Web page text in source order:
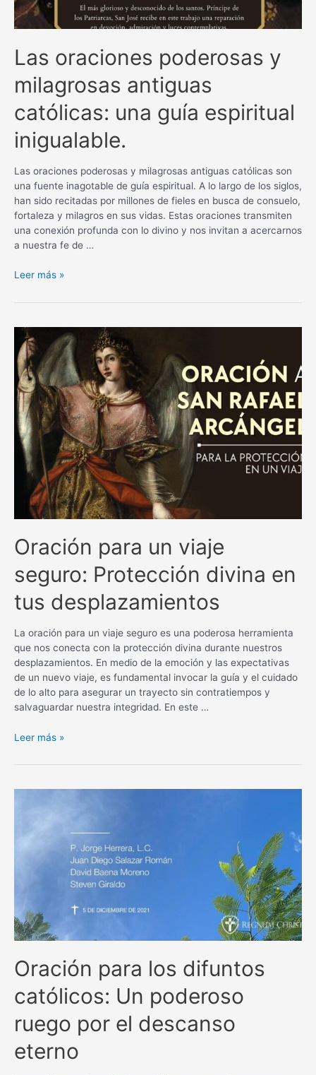
Las oraciones poderosas y
milagrosas antiguas
católicas: una guía espiritual
inigualable.
Las oraciones poderosas y milagrosas antiguas católicas son
una fuente inagotable de guía espiritual. A lo largo de los siglos,
han sido recitadas por millones de fieles en busca de consuelo,
fortaleza y milagros en sus vidas. Estas oraciones transmiten
una conexión profunda con lo divino y nos invitan a acercarnos
a nuestra fe de …
Las
poderosas
milagrosas
antiguas
católicas:
una
guía
espiritual
inigualable.
Leer más »
Oración para un viaje
seguro: Protección divina en
tus desplazamientos
La oración para un viaje seguro es una poderosa herramienta
que nos conecta con la protección divina durante nuestros
desplazamientos. En medio de la emoción y las expectativas
de un nuevo viaje, es fundamental invocar la guía y el cuidado
de lo alto para asegurar un trayecto sin contratiempos y
salvaguardar nuestra integridad. En este …
Oración
un
desplazamientos
Leer más »
Oración para los difuntos
católicos: Un poderoso
ruego por el descanso
eterno